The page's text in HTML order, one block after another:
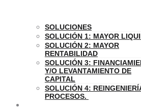
SOLUCIONES
SOLUCIÓN 1: MAYOR
SOLUCIÓN 2: MAYOR
RENTABILIDAD
SOLUCIÓN 3:
Y/O LEVANTAMIENTO DE
CAPITAL
SOLUCIÓN 4:
PROCESOS.